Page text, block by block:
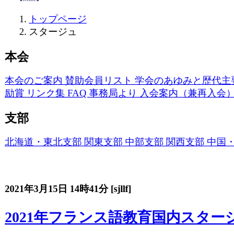
トップページ
スタージュ
本会
本会のご案内 賛助会員リスト 学会のあゆみと歴代主
励賞 リンク集 FAQ 事務局より 入会案内（兼再入会
支部
北海道・東北支部 関東支部 中部支部 関西支部 中国
2021年3月15日 14時41分 [sjllf]
2021年フランス語教育国内スター